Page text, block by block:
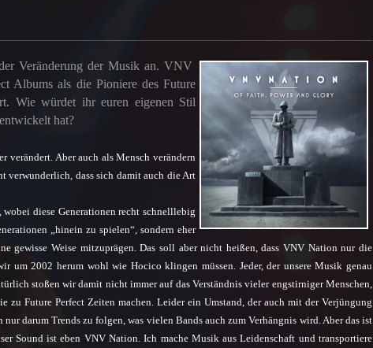
Veränderung der Musik an. VNV
Albums als die Pioniere des Future
Wie würdet ihr euren eigenen Stil
hat?
verändert. Aber auch als Mensch verändern
verwunderlich, dass sich damit auch die Art
diese Generationen recht schnelllebig
„hinein zu spielen“, sondern eher
gewisse Weise mitzuprägen. Das soll aber nicht heißen, dass VNV Nation nur die
um 2002 herum wohl wie Hocico klingen müssen. Jeder, der unsere Musik genau
stoßen wir damit nicht immer auf das Verständnis vieler engstirniger Menschen,
Future Perfect Zeiten machen. Leider ein Umstand, der auch mit der Verjüngung
darum Trends zu folgen, was vielen Bands auch zum Verhängnis wird. Aber das ist
Sound ist eben VNV Nation. Ich mache Musik aus Leidenschaft und transportiere